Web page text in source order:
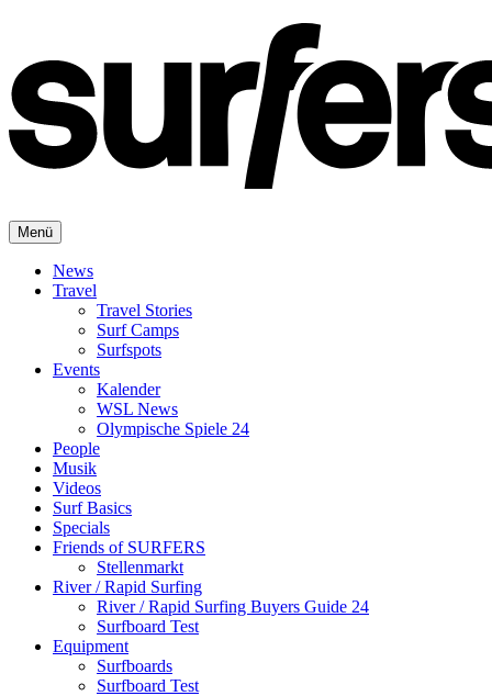
Menü
News
Travel
Travel Stories
Surf Camps
Surfspots
Events
Kalender
WSL News
Olympische Spiele 24
People
Musik
Videos
Surf Basics
Specials
Friends of SURFERS
Stellenmarkt
River / Rapid Surfing
River / Rapid Surfing Buyers Guide 24
Surfboard Test
Equipment
Surfboards
Surfboard Test